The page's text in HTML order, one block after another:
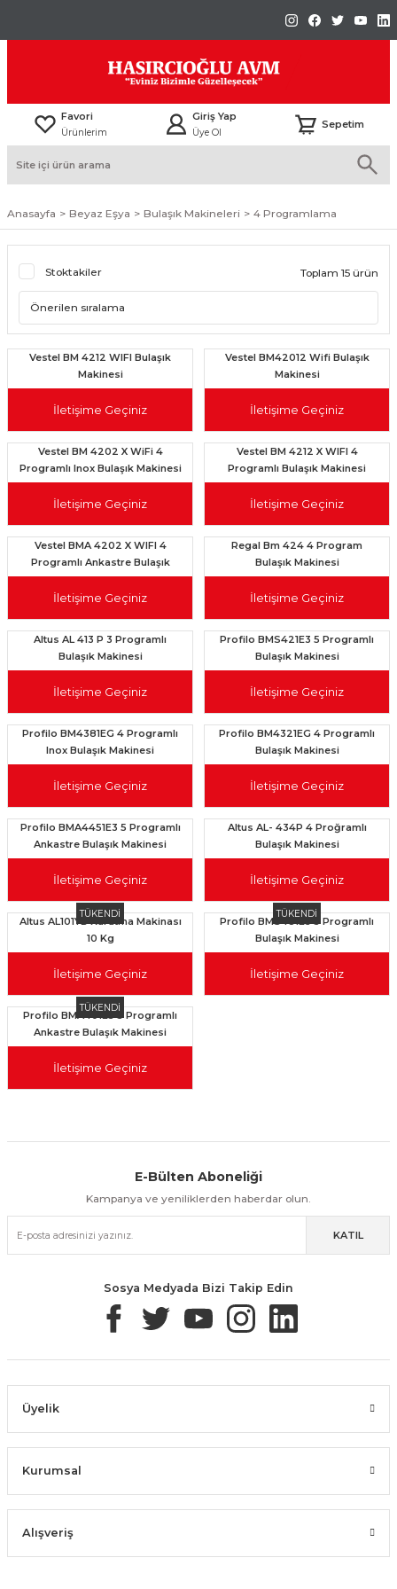
Favori
Ürünlerim
Giriş Yap
Üye Ol
Sepetim
Anasayfa Beyaz Eşya Bulaşık Makineleri 4 Programlama
Stoktakiler Toplam 15 ürün
Vestel BM 4212 WIFI Bulaşık
Makinesi
İletişime Geçiniz
Vestel BM42012 Wifi Bulaşık
Makinesi
İletişime Geçiniz
Vestel BM 4202 X WiFi 4
Programlı Inox Bulaşık Makinesi
İletişime Geçiniz
Vestel BM 4212 X WIFI 4
Programlı Bulaşık Makinesi
İletişime Geçiniz
Vestel BMA 4202 X WIFI 4
Programlı Ankastre Bulaşık
Makinesi
İletişime Geçiniz
Regal Bm 424 4 Program
Bulaşık Makinesi
İletişime Geçiniz
Altus AL 413 P 3 Programlı
Bulaşık Makinesi
İletişime Geçiniz
Profilo BMS421E3 5 Programlı
Bulaşık Makinesi
İletişime Geçiniz
Profilo BM4381EG 4 Programlı
Inox Bulaşık Makinesi
İletişime Geçiniz
Profilo BM4321EG 4 Programlı
Bulaşık Makinesi
İletişime Geçiniz
Profilo BMA4451E3 5 Programlı
Ankastre Bulaşık Makinesi
İletişime Geçiniz
Altus AL- 434P 4 Proğramlı
Bulaşık Makinesi
İletişime Geçiniz
TÜKENDİ
Altus AL101YB Kurutma Makinası
10 Kg
İletişime Geçiniz
TÜKENDİ
Profilo BMS481E3 5 Programlı
Bulaşık Makinesi
İletişime Geçiniz
TÜKENDİ
Profilo BMA401E5 5 Programlı
Ankastre Bulaşık Makinesi
İletişime Geçiniz
Kolay İade & Değişim Güvenli Alışveriş
Güvenli Paketleme Taksit / Havale İle Alışveriş Kolay İade & Değişim
E-Bülten Aboneliği
Kampanya ve yeniliklerden haberdar olun.
KATIL
Sosya Medyada Bizi Takip Edin
Üyelik
Kurumsal
Alışveriş